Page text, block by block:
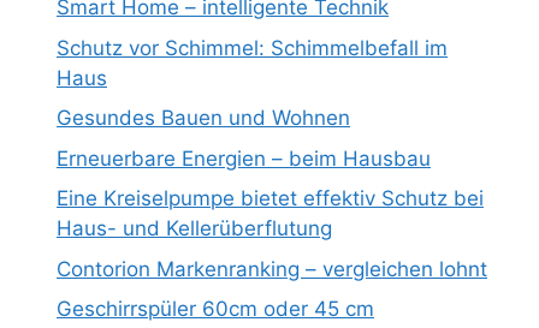
Smart Home – intelligente Technik
Schutz vor Schimmel: Schimmelbefall im
Haus
Gesundes Bauen und Wohnen
Erneuerbare Energien – beim Hausbau
Eine Kreiselpumpe bietet effektiv Schutz bei
Haus- und Kellerüberflutung
Contorion Markenranking – vergleichen lohnt
Geschirrspüler 60cm oder 45 cm